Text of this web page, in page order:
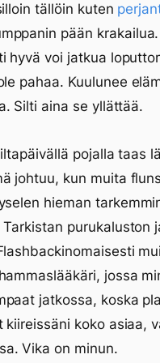
tällöin kuten
pään
hyvä voi jatkua
pahaa. Kuulunee
Silti aina se yllättää.
pojalla taas
johtuu, kun muita
hieman
purukaluston
jossa
jatkossa, koska
kiireissäni koko asiaa,
Vika on minun.